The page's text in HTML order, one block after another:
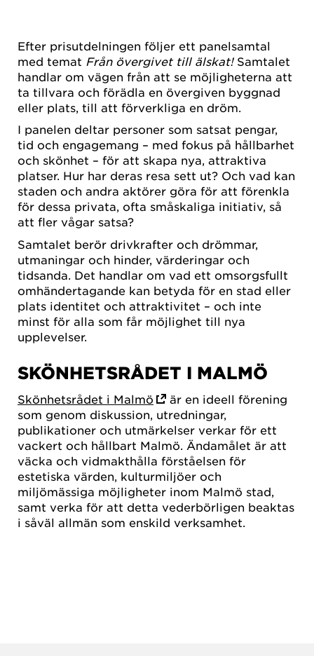
Efter prisutdelningen följer ett panelsamtal
med temat Från övergivet till älskat! Samtalet
handlar om vägen från att se möjligheterna att
ta tillvara och förädla en övergiven byggnad
eller plats, till att förverkliga en dröm.
I panelen deltar personer som satsat pengar,
tid och engagemang – med fokus på hållbarhet
och skönhet – för att skapa nya, attraktiva
platser. Hur har deras resa sett ut? Och vad kan
staden och andra aktörer göra för att förenkla
för dessa privata, ofta småskaliga initiativ, så
att fler vågar satsa?
Samtalet berör drivkrafter och drömmar,
utmaningar och hinder, värderingar och
tidsanda. Det handlar om vad ett omsorgsfullt
omhändertagande kan betyda för en stad eller
plats identitet och attraktivitet – och inte
minst för alla som får möjlighet till nya
upplevelser.
SKÖNHETSRÅDET I MALMÖ
Skönhetsrådet i Malmö
är en ideell förening
som genom diskussion, utredningar,
publikationer och utmärkelser verkar för ett
vackert och hållbart Malmö. Ändamålet är att
väcka och vidmakthålla förståelsen för
estetiska värden, kulturmiljöer och
miljömässiga möjligheter inom Malmö stad,
samt verka för att detta vederbörligen beaktas
i såväl allmän som enskild verksamhet.